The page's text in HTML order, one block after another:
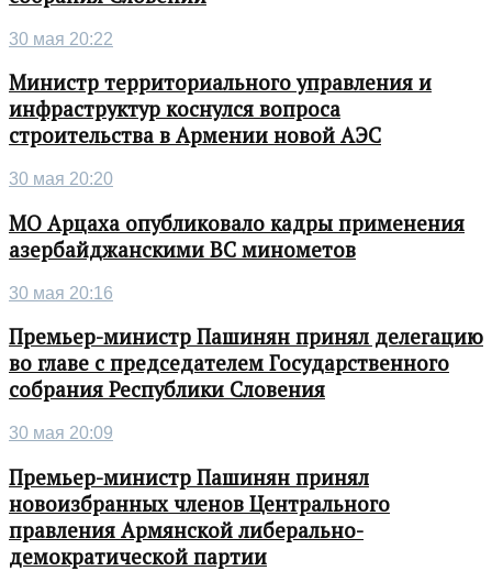
30 мая 20:22
Министр территориального управления и
инфраструктур коснулся вопроса
строительства в Армении новой АЭС
30 мая 20:20
МО Арцаха опубликовало кадры применения
азербайджанскими ВС минометов
30 мая 20:16
Премьер-министр Пашинян принял делегацию
во главе с председателем Государственного
собрания Республики Словения
30 мая 20:09
Премьер-министр Пашинян принял
новоизбранных членов Центрального
правления Армянской либерально-
демократической партии